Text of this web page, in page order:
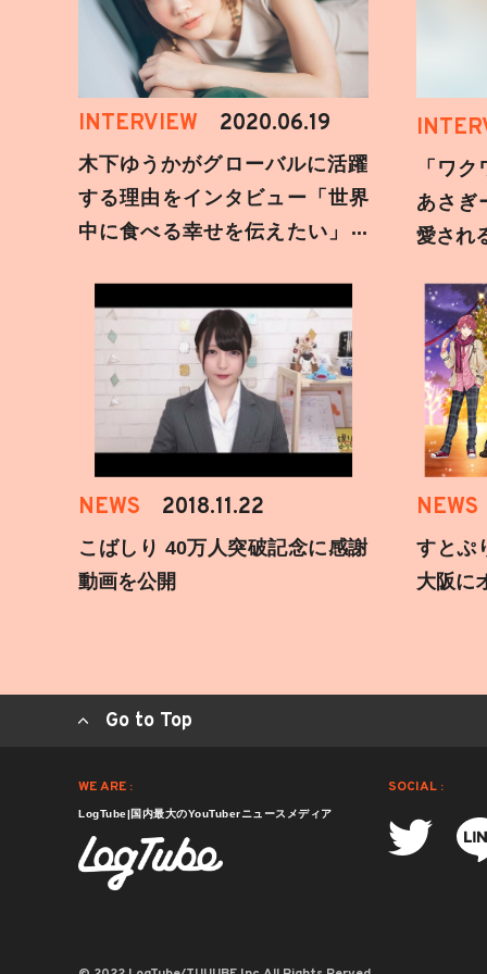
INTERVIEW 2020.06.19
木下ゆうかがグローバルに活躍
する理由をインタビュー「世界
中に食べる幸せを伝えたい」新
「ワ
あさぎ
愛され
NEWS 2018.11.22
こばしり 40万人突破記念に感謝
動画を公開
NEWS
すとぷ
大阪に
Go to Top
WE ARE :
LogTube|国内最大のYouTuberニュースメディア
SOCIAL :